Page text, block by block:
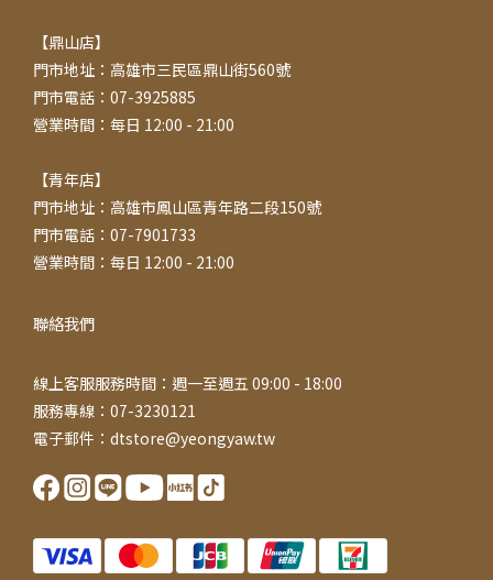
【鼎山店】
門市地址：高雄市三民區鼎山街560號
門市電話：07-3925885
營業時間：每日 12:00 - 21:00
【青年店】
門市地址：高雄市鳳山區青年路二段150號
門市電話：07-7901733
營業時間：每日 12:00 - 21:00
聯絡我們
線上客服服務時間：週一至週五 09:00 - 18:00
服務專線：07-3230121
電子郵件：dtstore@yeongyaw.tw